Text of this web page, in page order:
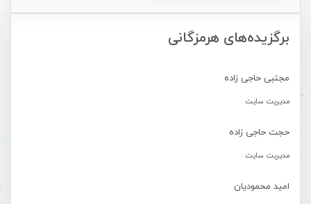
برگزیده‌های هرمزگانی
مجتبی حاجی زاده
مدیریت سایت
حجت حاجی زاده
مدیریت سایت
امید محمودیان